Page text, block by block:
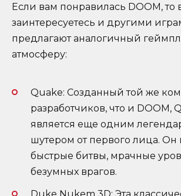
Если вам понравилась DOOM, то
заинтересуетесь и другими
предлагают аналогичный
атмосферу:
Quake: Созданный той же
разработчиков, что и DOOM,
является еще одним
шутером от первого лица. Он
быстрые битвы, мрачные
безумных врагов.